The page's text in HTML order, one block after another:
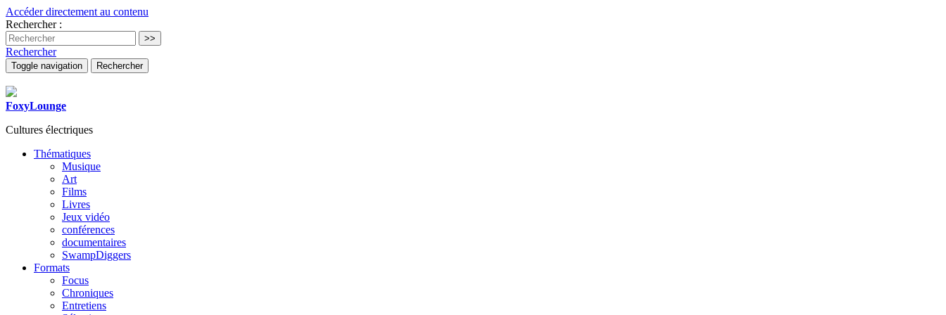
Accéder directement au contenu
Rechercher :
Rechercher
Toggle navigation Rechercher
FoxyLounge
Cultures électriques
Thématiques
Musique
Art
Films
Livres
Jeux vidéo
conférences
documentaires
SwampDiggers
Formats
Focus
Chroniques
Entretiens